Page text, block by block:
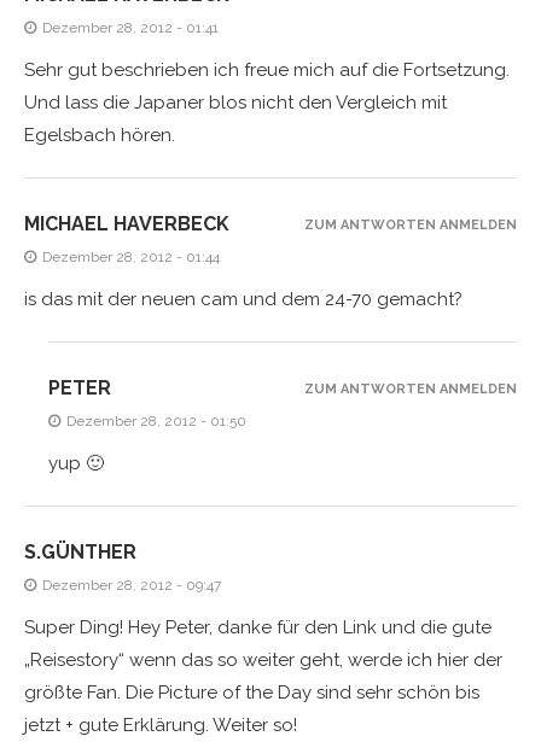
Dezember 28, 2012 - 01:41
Sehr gut beschrieben ich freue mich auf die Fortsetzung.
Und lass die Japaner blos nicht den Vergleich mit
Egelsbach hören.
MICHAEL HAVERBECK
Dezember 28, 2012 - 01:44
is das mit der neuen cam und dem 24-70 gemacht?
ZUM ANTWORTEN ANMELDEN
PETER
Dezember 28, 2012 - 01:50
yup 🙂
ZUM ANTWORTEN ANMELDEN
S.GÜNTHER
Dezember 28, 2012 - 09:47
Super Ding! Hey Peter, danke für den Link und die gute
„Reisestory“ wenn das so weiter geht, werde ich hier der
größte Fan. Die Picture of the Day sind sehr schön bis
jetzt + gute Erklärung. Weiter so!